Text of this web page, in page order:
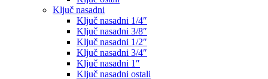
Ključ nasadni
Ključ nasadni 1/4″
Ključ nasadni 3/8″
Ključ nasadni 1/2″
Ključ nasadni 3/4″
Ključ nasadni 1″
Ključ nasadni ostali